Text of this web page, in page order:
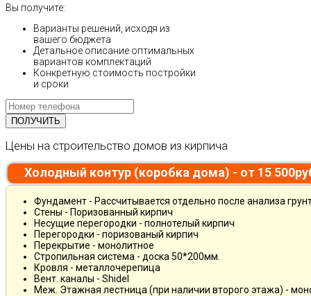
Вы получите:
Варианты решений, исходя из
вашего бюджета
Детальное описание оптимальных
вариантов комплектаций
Конкретную стоимость постройки
и сроки
Цены на строительство домов из кирпича
Холодный контур (коробка дома) - от 15
Фундамент - Рассчитывается отдельно после анализа
Стены - Поризованный кирпич
Несущие перегородки - полнотелый кирпич
Перегородки - поризованый кирпич
Перекрытие - монолитное
Стропильная система - доска 50*200мм.
Кровля - металлочерепица
Вент. каналы - Shidel
Меж. Этажная лестница (при наличии второго этажа) -